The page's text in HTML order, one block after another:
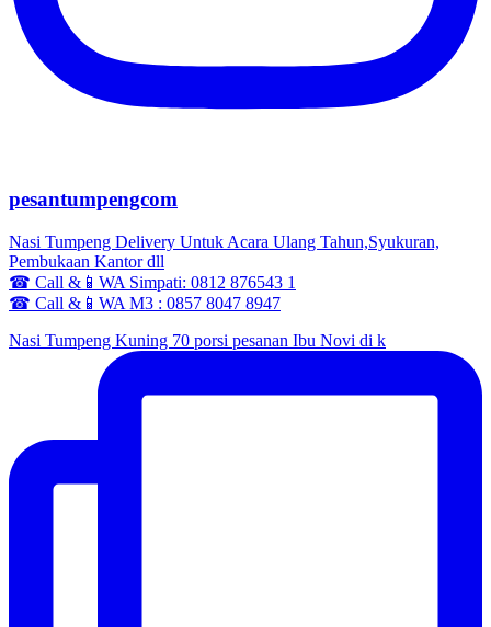
pesantumpengcom
Nasi Tumpeng Delivery Untuk Acara Ulang Tahun,Syukuran,
Pembukaan Kantor dll
☎ Call &📱WA Simpati: 0812 876543 1
☎ Call &📱WA M3 : 0857 8047 8947
Nasi Tumpeng Kuning 70 porsi pesanan Ibu Novi di k